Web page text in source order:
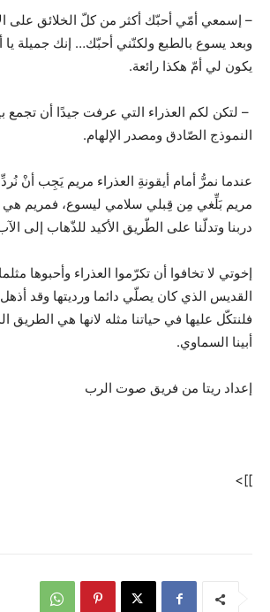
– إسمعي أمّي أحبّك أكثر من كلّ الخلائق على
وبعد يسوع بالطبع ولكنّني أحبّك… إنك جميلة يا
يكون لي أمّ هكذا رائعة.
– لتكن لكم العذراء التي عرفت جيدًا أن تجمع
النموذج الصّادق ومصدر الإلهام.
عندما نمرُّ أمام أيقونةِ العذراء مريم يَجِب أنْ
مريم بَلِّغي مِن قِبلي سلامي ليسوع، فمريم هي
دربنا وتدلّنا على الطّريق الأكيد للذّهاب إلى
إخوتي لا تخافوا أن تكرّموا العذراء وأحبوها
القديس الذي كان يصلّي دائما ورديتها وقد أذهل
فلنتكّل عليها في حياتنا مثله لانها هي الطريق
أبينا السماوي.
إعداد ريتا من فريق صوت الرب
]]>